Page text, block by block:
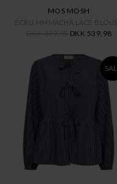
MOS MOSH
ECRU MMMACHA LACE
DKK 899,95 DKK 539,98